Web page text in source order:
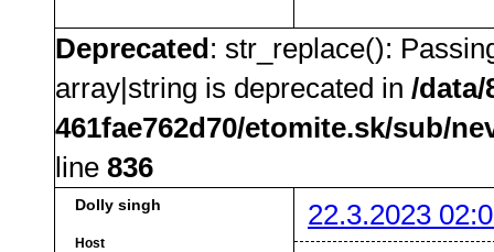
Deprecated: str_replace():
array|string is deprecated in /data/
461fae762d70/etomite.sk/sub/
line 836
Dolly singh 22.3.2023
Host